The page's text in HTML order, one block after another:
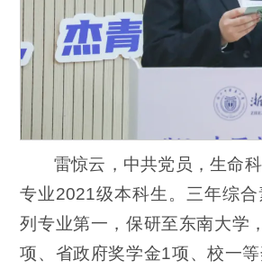
雷惊云，中共党员，生命
专业2021级本科生。三年综
列专业第一，保研至东南大学
项、省政府奖学金1项、校一